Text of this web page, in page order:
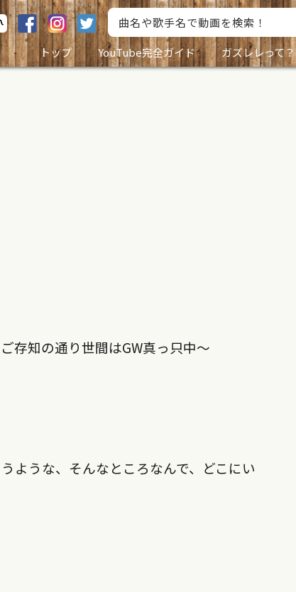
トップ
YouTube完全ガイド ガズレレって？
存知の通り世間はGW真っ只中〜
ような、そんなところなんで、どこにい